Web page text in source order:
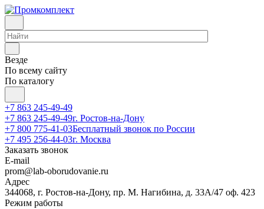
Везде
По всему сайту
По каталогу
+7 863 245-49-49
+7 863 245-49-49г. Ростов-на-Дону
+7 800 775-41-03Бесплатный звонок по России
+7 495 256-44-03г. Москва
Заказать звонок
E-mail
prom@lab-oborudovanie.ru
Адрес
344068, г. Ростов-на-Дону, пр. М. Нагибина, д. 33А/47 оф. 423
Режим работы